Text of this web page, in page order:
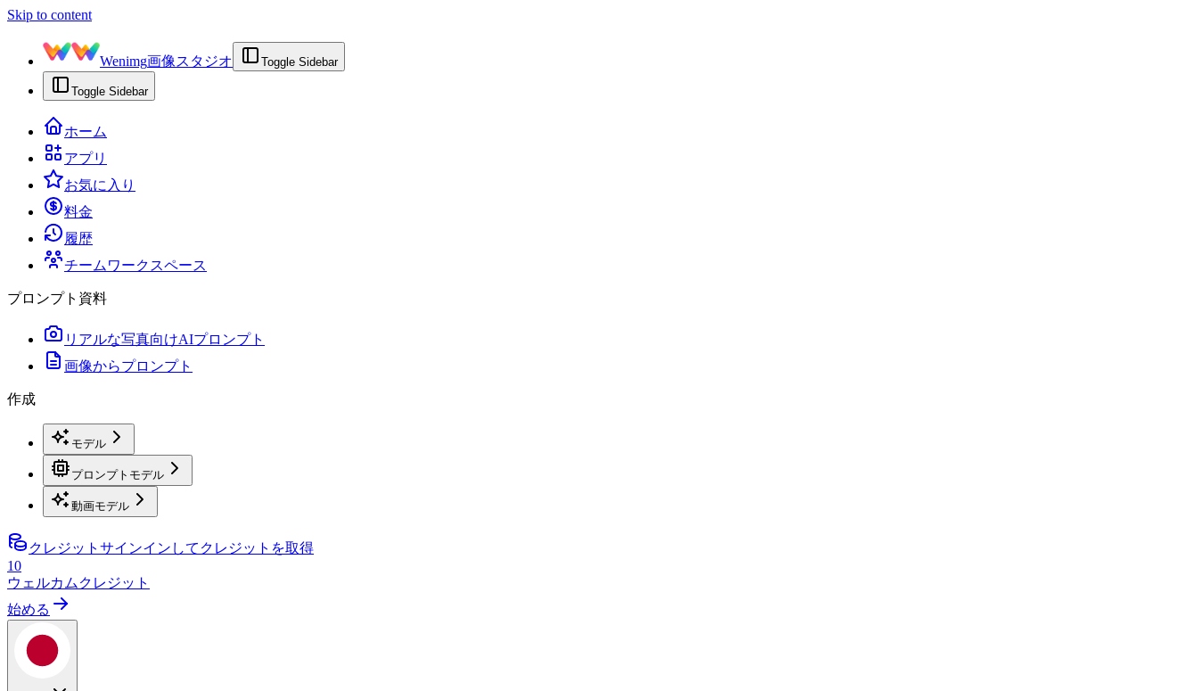
Skip to content
Wenimg画像スタジオ Toggle Sidebar
Toggle Sidebar
ホーム
アプリ
お気に入り
料金
履歴
チームワークスペース
プロンプト資料
リアルな写真向けAIプロンプト
画像からプロンプト
作成
モデル
プロンプトモデル
動画モデル
クレジット サインインしてクレジットを取得
10
ウェルカムクレジット
始める